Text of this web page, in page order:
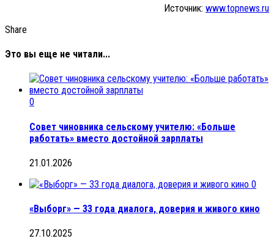
Источник: www.topnews.ru
Share
Это вы еще не читали...
0
Совет чиновника сельскому учителю: «Больше
работать» вместо достойной зарплаты
21.01.2026
0
«Выборг» — 33 года диалога, доверия и живого кино
27.10.2025